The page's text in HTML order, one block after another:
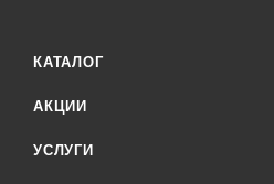
КАТАЛОГ
АКЦИИ
УСЛУГИ